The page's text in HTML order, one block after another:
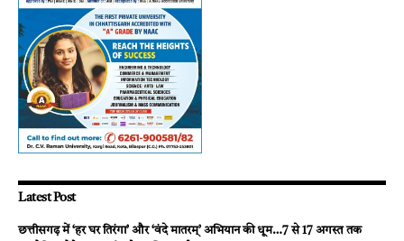
Latest Post
छत्तीसगढ़ में ‘हर घर तिरंगा’ और ‘वंदे मातरम्’ अभियान की धूम…7 से 17 अगस्त तक